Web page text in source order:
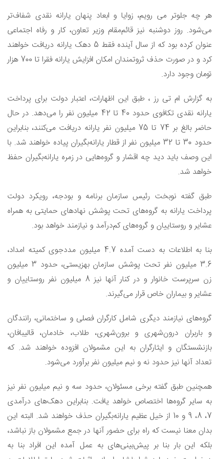
هر چه جلوتر می رویم، زوایا و ابعاد پنهان یارانه نقدی شفاف‌تر
می‌شود. روز دوشنبه نیز قائم‌مقام وزیر تعاون، کار و رفاه اجتماعی
عنوان کرده بود که از سال آینده فقط 5 دهک یارانه دریافت خواهند
کرد و در صورت حذف ثروتمندان امکان افزایش یارانه فقرا تا 700 هزار
تومان وجود دارد.
به گزارش ام تی رز ، طبق این اظهارات، اعتبار دولت برای پرداخت
یارانه نقدی تکافوی حدود 40 تا 42 میلیون نفر را می‌دهد. در حال
حاضر بالغ بر 74 تا 75 میلیون نفر یارانه دریافت می‌کنند، بنابراین
حدود 30 تا 32 میلیون نفر از قطار یارانه‌بگیران پیاده خواهند شد. با
این وصف باید دید چه اقشار و گروه‌هایی در زمره یارانه‌بگیران حفظ
خواهد شد.
طبق گفته نوبخت رئیس سازمان برنامه و بودجه، رویکرد دولت
پرداخت یارانه به گروه‌های تحت پوشش نهادهای حمایتی به همراه
عشایر و روستاییان و گروه‌های کم‌درآمد و نیازمند خواهد بود.
بنا به اطلاعات به دست آمده 4.7 میلیون مددجوی کمیته امداد،
3.6 میلیون نفر تحت پوشش سازمان بهزیستی، حدود 3 میلیون
زن سرپرست خانوار و در کنار آنها نیز 8 میلیون نفر روستاییان و
عشایر و بیماران خاص قرار می‌گیرند.
گروه‌های نیازمند دیگری شامل کارگران فصلی و ساختمانی، رانندگان
و باربران درون‌شهری و برون‌شهری، طلاب، خادمان، قالیبافان،
بازنشستگان و ایثارگران به این مشمولان افزوده خواهند شد. که
تعداد آنها نیز حدود نه و نیم میلیون نفر برآورد می‌شود.
همچنین طبق گفته برخی مسئولان، حدود سه و نیم میلیون نفر نیز
به سایر گروه‌ها اختصاص خواهد یافت. بنابراین دهک‌های درآمدی
7، 8، 9 و 10 از خیل عظیم یارانه‌بگیران حذف خواهند شد. البته این
بدان معنا نیست که راه برای حضور آنها در جمع مشمولان باز نباشد،
بلکه این بار بنا بر پیش‌بینی‌های به عمل آمده این افراد بنا به